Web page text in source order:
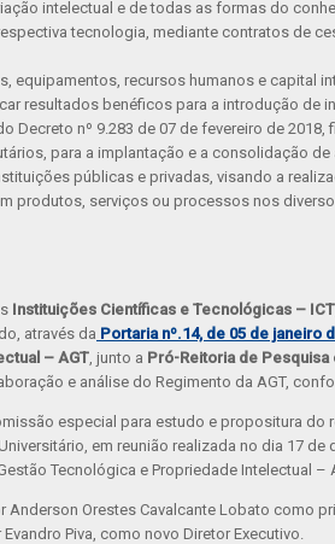
intelectual e de todas as formas do
tecnologia, mediante contratos de
recursos humanos e capital
resultados benéficos para a introdução de
Decreto nº 9.283 de 07 de fevereiro de
para a implantação e a consolidação
públicas e privadas, visando a
produtos, serviços ou processos nos
Instituições Científicas e Tecnológicas – ICT
através da Portaria nº.14, de 05 de janeiro
– AGT , junto a Pró-Reitoria de Pesquisa
e análise do Regimento da AGT,
especial para estudo e propositura
em reunião realizada no dia 17 de
Tecnológica e Propriedade Intelectual –
Orestes Cavalcante Lobato como
Piva, como novo Diretor Executivo.